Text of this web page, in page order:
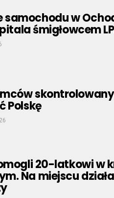
samochodu w
śmigłowcem
Polskę
20-latkowi w
Na miejscu